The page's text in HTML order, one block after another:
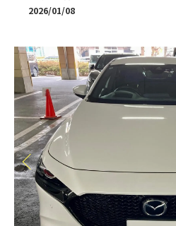
2026/01/08